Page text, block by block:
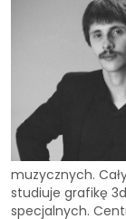
muzycznych.
studiuje grafikę
specjalnych.